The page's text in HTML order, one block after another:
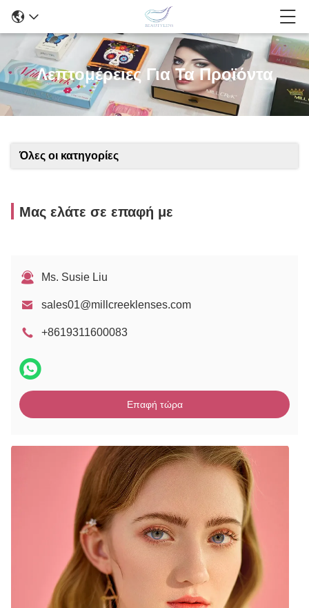
Λεπτομέρειες Για Τα Προϊόντα
Όλες οι κατηγορίες
Μας ελάτε σε επαφή με
Ms. Susie Liu
sales01@millcreeklenses.com
+8619311600083
Επαφή τώρα